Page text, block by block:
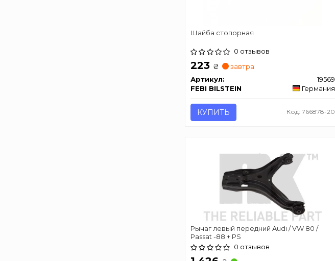
Шайба стопорная
0 отзывов
223 ₴
завтра
Артикул:
19569
FEBI BILSTEIN
Германия
КУПИТЬ Код: 766878-20
Рычаг левый передний Audi / VW 80 /
Passat -88 + PS
0 отзывов